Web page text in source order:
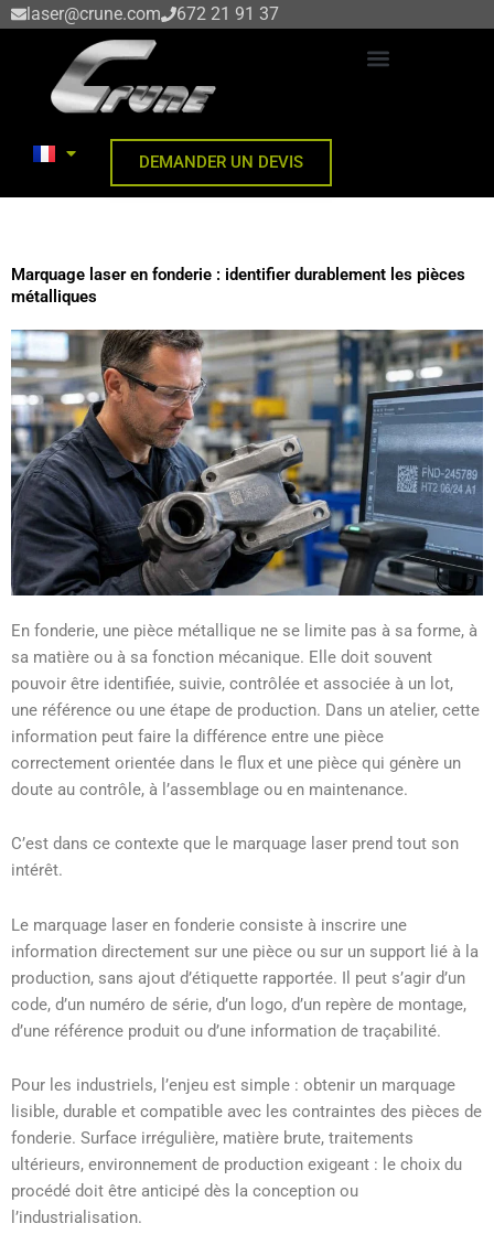
Allerlaser@crune.com 672 21 91 37
DEMANDER UN DEVIS
Marquage laser en fonderie : identifier durablement les pièces
métalliques
En fonderie, une pièce métallique ne se limite pas à sa forme, à
sa matière ou à sa fonction mécanique. Elle doit souvent
pouvoir être identifiée, suivie, contrôlée et associée à un lot,
une référence ou une étape de production. Dans un atelier, cette
information peut faire la différence entre une pièce
correctement orientée dans le flux et une pièce qui génère un
doute au contrôle, à l’assemblage ou en maintenance.
C’est dans ce contexte que le marquage laser prend tout son
intérêt.
Le marquage laser en fonderie consiste à inscrire une
information directement sur une pièce ou sur un support lié à la
production, sans ajout d’étiquette rapportée. Il peut s’agir d’un
code, d’un numéro de série, d’un logo, d’un repère de montage,
d’une référence produit ou d’une information de traçabilité.
Pour les industriels, l’enjeu est simple : obtenir un marquage
lisible, durable et compatible avec les contraintes des pièces de
fonderie. Surface irrégulière, matière brute, traitements
ultérieurs, environnement de production exigeant : le choix du
procédé doit être anticipé dès la conception ou
l’industrialisation.